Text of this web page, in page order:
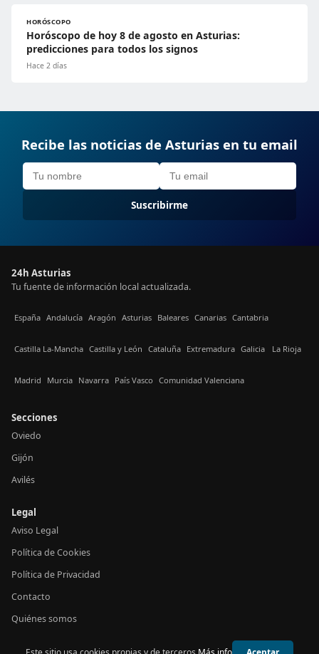
HORÓSCOPO
Horóscopo de hoy 8 de agosto en Asturias:
predicciones para todos los signos
Hace 2 días
Recibe las noticias de Asturias en tu email
Suscribirme
24h Asturias
Tu fuente de información local actualizada.
España Andalucía Aragón Asturias Baleares Canarias Cantabria
Castilla La-Mancha Castilla y León Cataluña Extremadura Galicia La Rioja
Madrid Murcia Navarra País Vasco Comunidad Valenciana
Secciones
Oviedo
Gijón
Avilés
Legal
Aviso Legal
Política de Cookies
Política de Privacidad
Contacto
Quiénes somos